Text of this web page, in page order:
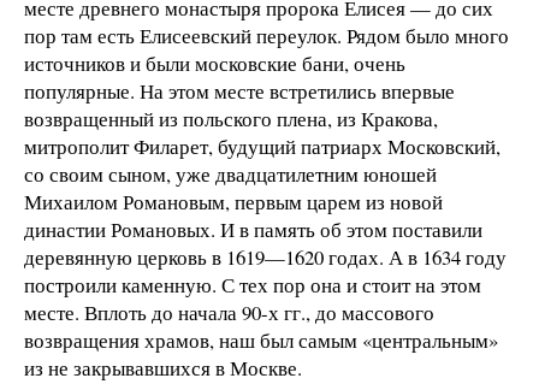
месте древнего монастыря пророка Елисея — до сих
пор там есть Елисеевский переулок. Рядом было много
источников и были московские бани, очень
популярные. На этом месте встретились впервые
возвращенный из польского плена, из Кракова,
митрополит Филарет, будущий патриарх Московский,
со своим сыном, уже двадцатилетним юношей
Михаилом Романовым, первым царем из новой
династии Романовых. И в память об этом поставили
деревянную церковь в 1619—1620 годах. А в 1634 году
построили каменную. С тех пор она и стоит на этом
месте. Вплоть до начала 90-х гг., до массового
возвращения храмов, наш был самым «центральным»
из не закрывавшихся в Москве.